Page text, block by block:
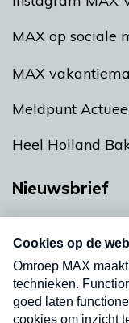
MAX op sociale
MAX
Meldpunt
Heel Holland
Nieuwsbrief
nieuwsbrief.
uw mailbox.